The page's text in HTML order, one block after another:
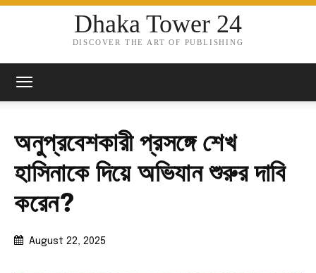
Dhaka Tower 24
DISCOVER THE ART OF PUBLISHING
অনুপ্রবেশকারী প্রসঙ্গে শেখ
হাসিনাকে দিয়ে অভিযান শুরুর দাবি
করেন?
August 22, 2025